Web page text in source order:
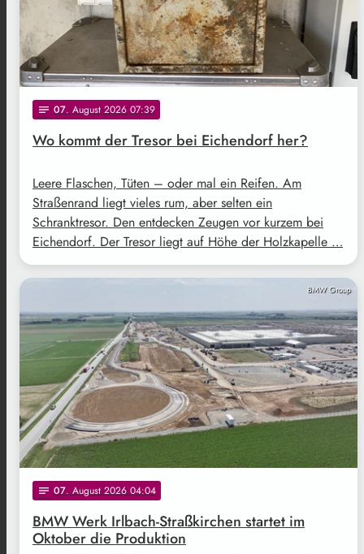
notes 07. August 2026 07:39
Wo kommt der Tresor bei Eichendorf her?
Leere Flaschen, Tüten – oder mal ein Reifen. Am
Straßenrand liegt vieles rum, aber selten ein
Schranktresor. Den entdecken Zeugen vor kurzem bei
Eichendorf. Der Tresor liegt auf Höhe der Holzkapelle …
BMW Group
notes 07. August 2026 04:04
BMW Werk Irlbach-Straßkirchen startet im
Oktober die Produktion